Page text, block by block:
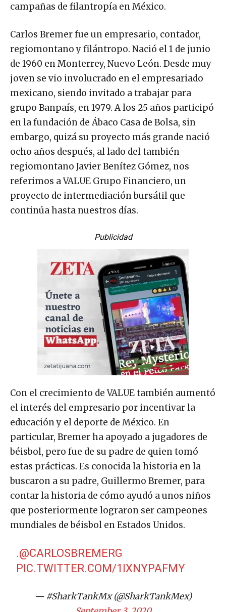
Carlos Bremer fue un empresario, contador,
regiomontano y filántropo. Nació el 1 de junio
de 1960 en Monterrey, Nuevo León. Desde muy
joven se vio involucrado en el empresariado
mexicano, siendo invitado a trabajar para
grupo Banpaís, en 1979. A los 25 años participó
en la fundación de Ábaco Casa de Bolsa, sin
embargo, quizá su proyecto más grande nació
ocho años después, al lado del también
regiomontano Javier Benítez Gómez, nos
referimos a VALUE Grupo Financiero, un
proyecto de intermediación bursátil que
continúa hasta nuestros días.
Publicidad
Con el crecimiento de VALUE también aumentó
el interés del empresario por incentivar la
educación y el deporte de México. En
particular, Bremer ha apoyado a jugadores de
béisbol, pero fue de su padre de quien tomó
estas prácticas. Es conocida la historia en la
buscaron a su padre, Guillermo Bremer, para
contar la historia de cómo ayudó a unos niños
que posteriormente lograron ser campeones
mundiales de béisbol en Estados Unidos.
@CARLOSBREMERG
PIC.TWITTER.COM/1IXNYPAFMY
— #SharkTankMx (@SharkTankMex)
September 3, 2020